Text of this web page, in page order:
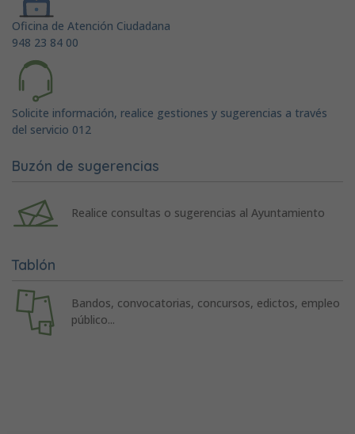
Oficina de Atención Ciudadana
948 23 84 00
Solicite información, realice gestiones y sugerencias a través
del servicio 012
Buzón de sugerencias
Realice consultas o sugerencias al Ayuntamiento
Tablón
Bandos, convocatorias, concursos, edictos, empleo
público...